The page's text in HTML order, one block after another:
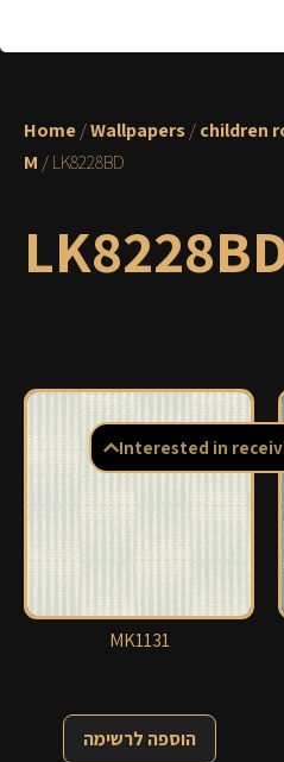
Home/Wallpapers/children
M / LK8228BD
MK1131
הוספה לרשימה
Interested in